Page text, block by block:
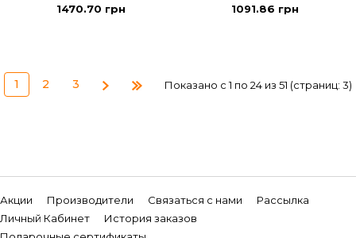
1470.70 грн 1091.86 грн
1 2 3 Показано с 1 по 24 из 51 (страниц: 3)
Акции Производители Связаться с нами
Рассылка
Личный Кабинет
История заказов